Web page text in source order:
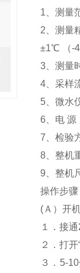
1、测量
2、测量
±1℃ （-
3、测量
4、采样
5、微水
6、电 源
7、检验
8、整机
9、整机
操作步骤
(Ａ）开
１．接
２．打
３．5-